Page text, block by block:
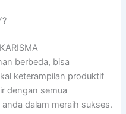
KARISMA
berbeda, bisa
keterampilan produktif
dengan semua
dalam meraih sukses.